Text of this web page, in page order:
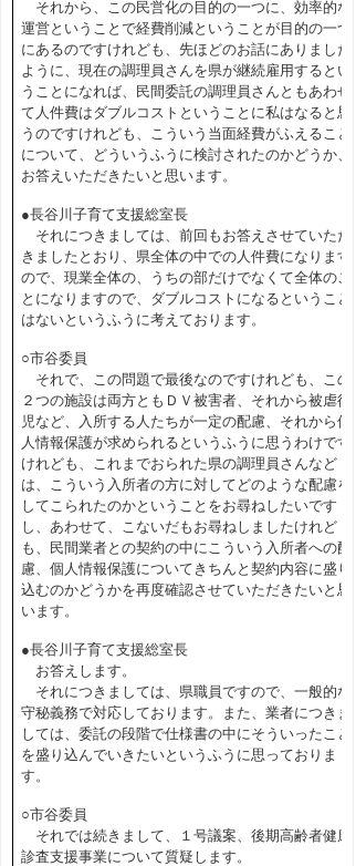
それから、この民営化の目的の一つに、効率的な
運営ということで経費削減ということが目的の一つ
にあるのですけれども、先ほどのお話にありました
ように、現在の調理員さんを県が継続雇用するとい
うことになれば、民間委託の調理員さんともあわせ
て人件費はダブルコストということに私はなると思
うのですけれども、こういう当面経費がふえること
について、どういうふうに検討されたのかどうか、
お答えいただきたいと思います。
●長谷川子育て支援総室長
それにつきましては、前回もお答えさせていただ
きましたとおり、県全体の中での人件費になります
ので、現業全体の、うちの部だけでなくて全体のこ
とになりますので、ダブルコストになるということ
はないというふうに考えております。
○市谷委員
それで、この問題で最後なのですけれども、この
２つの施設は両方ともＤＶ被害者、それから被虐待
児など、入所する人たちが一定の配慮、それから個
人情報保護が求められるというふうに思うわけです
けれども、これまでおられた県の調理員さんなど
は、こういう入所者の方に対してどのような配慮を
してこられたのかということをお尋ねしたいです
し、あわせて、こないだもお尋ねしましたけれど
も、民間業者との契約の中にこういう入所者への配
慮、個人情報保護についてきちんと契約内容に盛り
込むのかどうかを再度確認させていただきたいと思
います。
●長谷川子育て支援総室長
お答えします。
それにつきましては、県職員ですので、一般的な
守秘義務で対応しております。また、業者につきま
しては、委託の段階で仕様書の中にそういったこと
を盛り込んでいきたいというふうに思っておりま
す。
○市谷委員
それでは続きまして、１号議案、後期高齢者健康
診査支援事業について質疑します。